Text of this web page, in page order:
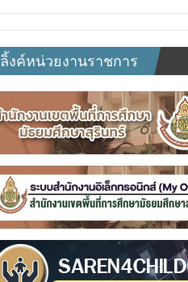
ลิ้งค์หน่วยงานราชการ